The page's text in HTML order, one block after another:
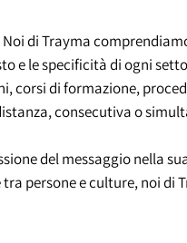
di Trayma
e le specificità di ogni
corsi di formazione,
consecutiva o
del messaggio nella
persone e culture, noi di